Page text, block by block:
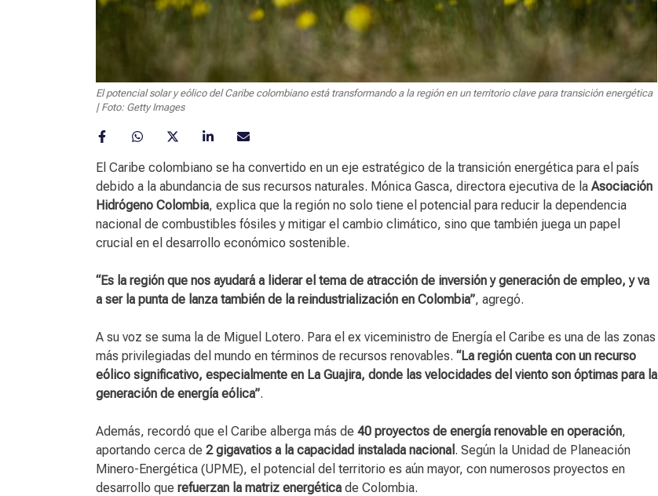
El potencial solar y eólico del Caribe colombiano está transformando a la región en un territorio clave para transición energética
| Foto: Getty Images
El Caribe colombiano se ha convertido en un eje estratégico de la transición energética para el país
debido a la abundancia de sus recursos naturales. Mónica Gasca, directora ejecutiva de la Asociación
Hidrógeno Colombia, explica que la región no solo tiene el potencial para reducir la dependencia
nacional de combustibles fósiles y mitigar el cambio climático, sino que también juega un papel
crucial en el desarrollo económico sostenible.
“Es la región que nos ayudará a liderar el tema de atracción de inversión y generación de empleo, y va
a ser la punta de lanza también de la reindustrialización en Colombia”, agregó.
A su voz se suma la de Miguel Lotero. Para el ex viceministro de Energía el Caribe es una de las zonas
más privilegiadas del mundo en términos de recursos renovables. “La región cuenta con un recurso
eólico significativo, especialmente en La Guajira, donde las velocidades del viento son óptimas para la
generación de energía eólica”.
Además, recordó que el Caribe alberga más de 40 proyectos de energía renovable en operación,
aportando cerca de 2 gigavatios a la capacidad instalada nacional . Según la Unidad de Planeación
Minero-Energética (UPME), el potencial del territorio es aún mayor, con numerosos proyectos en
desarrollo que refuerzan la matriz energética de Colombia.